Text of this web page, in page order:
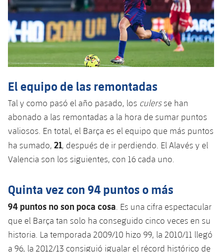
Clasificaciones
Agenda
Actualidad
Jugadores
Calendario
Resultados
Clasificaciones
Voleibol
plusicon
más
Noticias
Voleibol masculino
Voleibol femenino
Apúntate a las amateurs
plusicon
más
Apúntate a las amateurs
Carnet de las Secciones Amateurs
PLUSICON
MÁS
League of Legends
VALORANT Rising
VALORANT Game Changers
El equipo de las remontadas
Tal y como pasó el año pasado, los culersse han
abonado a las remontadas a la hora de sumar puntos
valiosos. En total, el Barça es el equipo que más puntos
ha sumado, 21, después de ir perdiendo. El Alavés y el
Valencia son los siguientes, con 16 cada uno.
Quinta vez con 94 puntos o más
94 puntos no son poca cosa . Es una cifra espectacular
que el Barça tan solo ha conseguido cinco veces en su
historia. La temporada 2009/10 hizo 99, la 2010/11 llegó
a 96, la 2012/13 consiguió igualar el récord histórico de